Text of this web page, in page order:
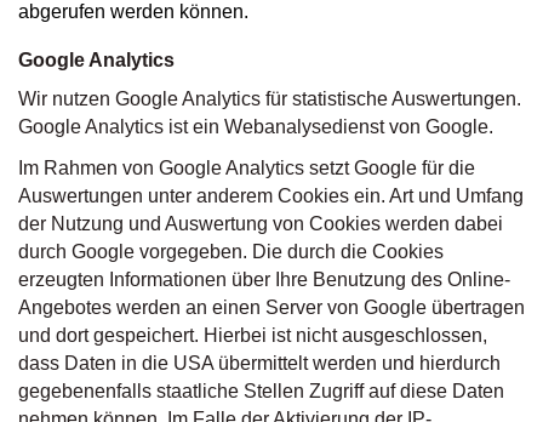
abgerufen werden können.
Google Analytics
Wir nutzen Google Analytics für statistische Auswertungen.
Google Analytics ist ein Webanalysedienst von Google.
Im Rahmen von Google Analytics setzt Google für die
Auswertungen unter anderem Cookies ein. Art und Umfang
der Nutzung und Auswertung von Cookies werden dabei
durch Google vorgegeben. Die durch die Cookies
erzeugten Informationen über Ihre Benutzung des Online-
Angebotes werden an einen Server von Google übertragen
und dort gespeichert. Hierbei ist nicht ausgeschlossen,
dass Daten in die USA übermittelt werden und hierdurch
gegebenenfalls staatliche Stellen Zugriff auf diese Daten